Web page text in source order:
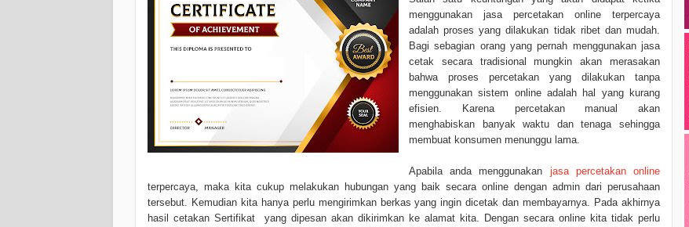
menggunakan jasa percetakan online terpercaya
adalah proses yang dilakukan tidak ribet dan mudah.
Bagi sebagian orang yang pernah menggunakan jasa
cetak secara tradisional mungkin akan merasakan
bahwa proses percetakan yang dilakukan tanpa
menggunakan sistem online adalah hal yang kurang
efisien. Karena percetakan manual akan
menghabiskan banyak waktu dan tenaga sehingga
membuat konsumen menunggu lama.
Apabila anda menggunakan jasa percetakan online
terpercaya, maka kita cukup melakukan hubungan yang baik secara online dengan admin dari perusahaan
tersebut. Kemudian kita hanya perlu mengirimkan berkas yang ingin dicetak dan membayarnya. Pada akhirnya
hasil cetakan Sertifikat yang dipesan akan dikirimkan ke alamat kita. Dengan secara online kita tidak perlu